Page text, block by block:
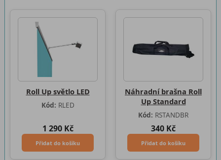
Roll Up světlo LED
Kód: RLED
1 290 Kč
Přidat do košíku
Náhradní brašna Roll
Up Standard
Kód: RSTANDBR
340 Kč
Přidat do košíku